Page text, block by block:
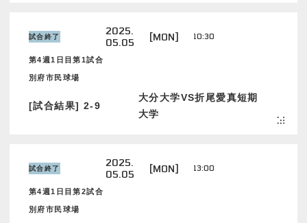
試合終了
2025.
05.05
[MON] 10:30
第4週1日目第1試合
別府市民球場
[試合結果] 2-9
大分大学VS折尾愛真短期
大学
試合終了
2025.
05.05
[MON] 13:00
第4週1日目第2試合
別府市民球場